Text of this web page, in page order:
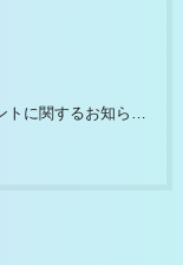
【X（旧Twitter）アカウントに関するお知らせ】